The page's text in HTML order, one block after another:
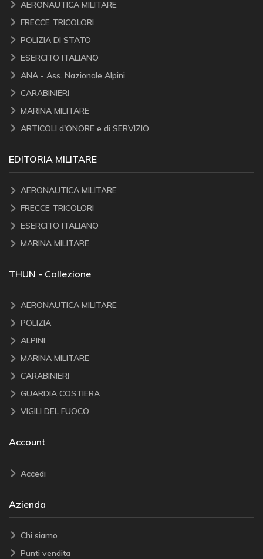
AERONAUTICA MILITARE
FRECCE TRICOLORI
POLIZIA DI STATO
ESERCITO ITALIANO
ANA - Ass. Nazionale Alpini
CARABINIERI
MARINA MILITARE
ARTICOLI d'ONORE e di SERVIZIO
EDITORIA MILITARE
AERONAUTICA MILITARE
FRECCE TRICOLORI
ESERCITO ITALIANO
MARINA MILITARE
THUN - Collezione
AERONAUTICA MILITARE
POLIZIA
ALPINI
MARINA MILITARE
CARABINIERI
GUARDIA COSTIERA
VIGILI DEL FUOCO
Account
Accedi
Azienda
Chi siamo
Punti vendita